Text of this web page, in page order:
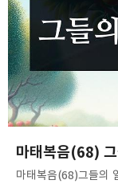
마태복음(68)
마태복음(68)그들의